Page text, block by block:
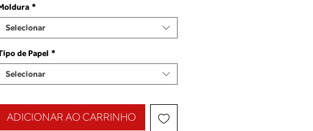
*
Selecionar
de Papel *
Selecionar
ADICIONAR AO CARRINHO